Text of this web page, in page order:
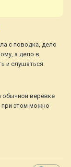
с поводка, дело
а дело в
и слушаться.
верёвке
при этом можно